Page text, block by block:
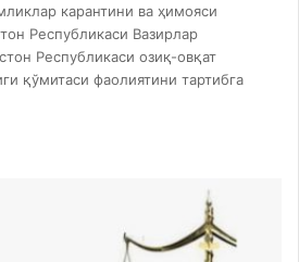
карантини ва ҳимояси
Республикаси Вазирлар
Республикаси озиқ-овқат
қўмитаси фаолиятини тартибга